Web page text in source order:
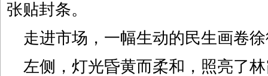
张贴封条。
走进市场，一幅生动的民生画卷
左侧，灯光昏黄而柔和，照亮了